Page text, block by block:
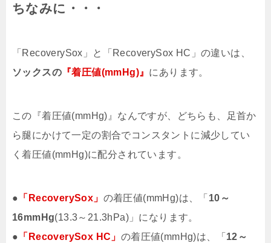
ちなみに・・・
「RecoverySox」と「RecoverySox HC」の違いは、
ソックスの 『着圧値(mmHg)』 にあります。
この『着圧値(mmHg)』なんですが、どちらも、足首か
ら腿にかけて一定の割合でコンスタントに減少してい
く着圧値(mmHg)に配分されています。
● 「RecoverySox」 の着圧値(mmHg)は、「 10～
16mmHg(13.3～21.3hPa)」になります。
● 「RecoverySox HC」 の着圧値(mmHg)は、「 12～